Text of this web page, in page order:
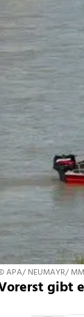
APA/ NEUMAYR/
gibt